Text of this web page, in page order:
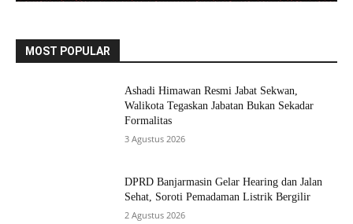
MOST POPULAR
Ashadi Himawan Resmi Jabat Sekwan,
Walikota Tegaskan Jabatan Bukan Sekadar
Formalitas
3 Agustus 2026
DPRD Banjarmasin Gelar Hearing dan Jalan
Sehat, Soroti Pemadaman Listrik Bergilir
2 Agustus 2026